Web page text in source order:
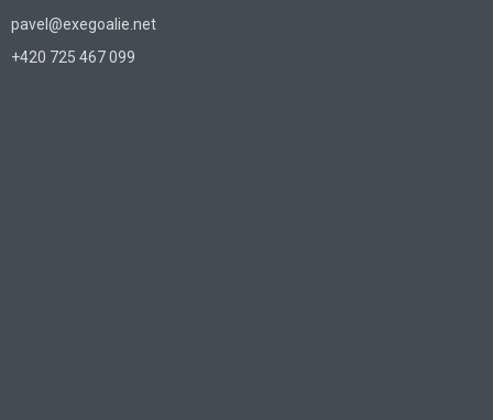
pavel@exegoalie.net
+420 725 467 099